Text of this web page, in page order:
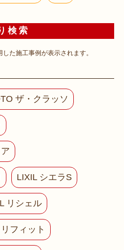
検索
た施工事例が表示されます。
ザ・クラッソ
LIXIL シエラS
リシェル
フィット